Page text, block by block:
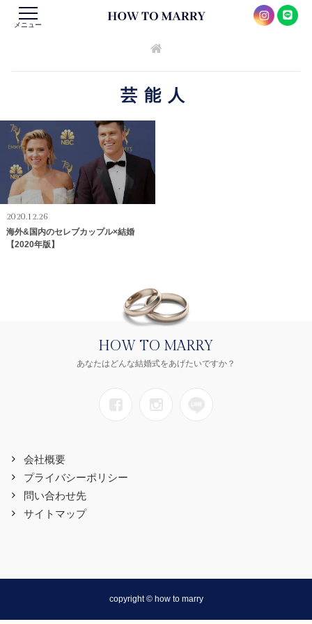
メニュー
芸能人
2020.12.26
海外&国内のセレブカップル×結婚
【2020年版】
HOW TO MARRY
あなたはどんな結婚式をあげたいですか？
会社概要
プライバシーポリシー
問い合わせ先
サイトマップ
copyright © how to marry